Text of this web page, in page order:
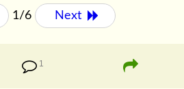
1/6 Next
1